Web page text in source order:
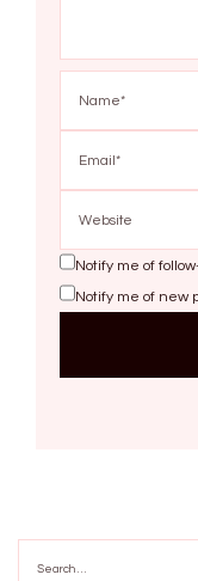
Notify me of
Notify me of new
for: